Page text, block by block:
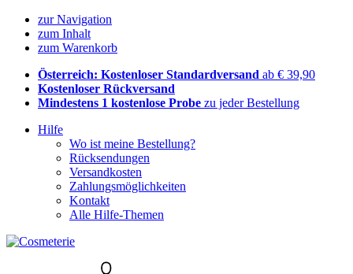
zur Navigation
zum Inhalt
zum Warenkorb
Österreich: Kostenloser Standardversand ab € 39,90
Kostenloser Rückversand
Mindestens 1 kostenlose Probe zu jeder Bestellung
Hilfe
Wo ist meine Bestellung?
Rücksendungen
Versandkosten
Zahlungsmöglichkeiten
Kontakt
Alle Hilfe-Themen